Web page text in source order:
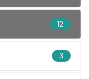
12
3